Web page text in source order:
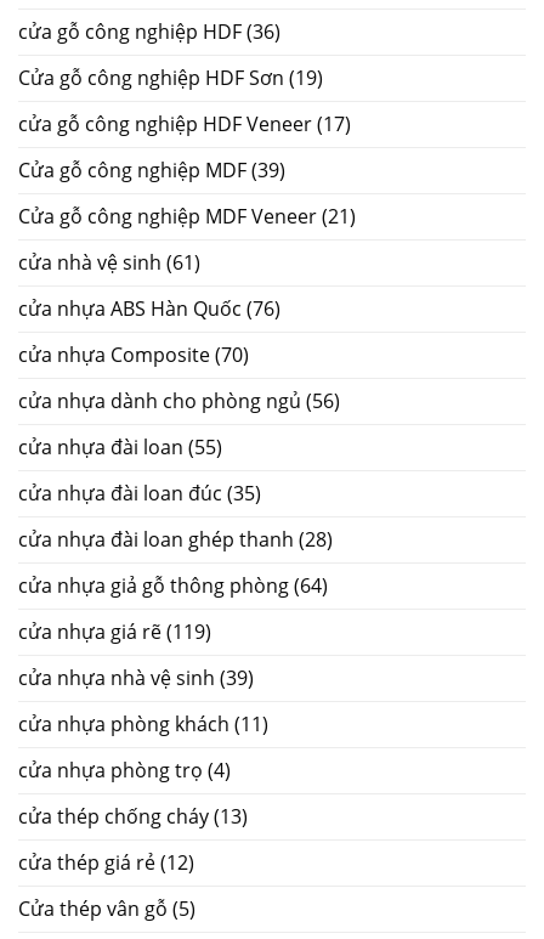
cửa gỗ công nghiệp HDF(36)
Cửa gỗ công nghiệp HDF Sơn (19)
cửa gỗ công nghiệp HDF Veneer(17)
Cửa gỗ công nghiệp MDF(39)
Cửa gỗ công nghiệp MDF Veneer(21)
cửa nhà vệ sinh (61)
cửa nhựa ABS Hàn Quốc (76)
cửa nhựa Composite(70)
cửa nhựa dành cho phòng ngủ (56)
cửa nhựa đài loan (55)
cửa nhựa đài loan đúc (35)
cửa nhựa đài loan ghép thanh (28)
cửa nhựa giả gỗ thông phòng(64)
cửa nhựa giá rẽ(119)
cửa nhựa nhà vệ sinh (39)
cửa nhựa phòng khách (11)
cửa nhựa phòng trọ (4)
cửa thép chống cháy(13)
cửa thép giá rẻ(12)
Cửa thép vân gỗ (5)